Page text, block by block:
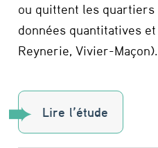
ou quittent les
données quantitatives
Reynerie, Vivier-Maçon).
Lire l’étude